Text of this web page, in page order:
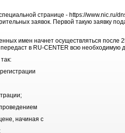
странице - https://www.nic.ru/
заявок. Первой такую заявку
имен начнет осуществляться после
в RU-CENTER всю необходимую
начиная с